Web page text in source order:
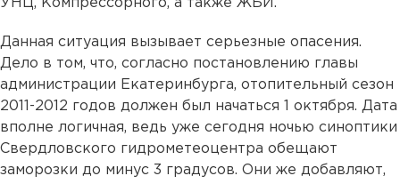
УНЦ, Компрессорного, а также ЖБИ.
Данная ситуация вызывает серьезные опасения.
Дело в том, что, согласно постановлению главы
администрации Екатеринбурга, отопительный сезон
2011-2012 годов должен был начаться 1 октября. Дата
вполне логичная, ведь уже сегодня ночью синоптики
Свердловского гидрометеоцентра обещают
заморозки до минус 3 градусов. Они же добавляют,